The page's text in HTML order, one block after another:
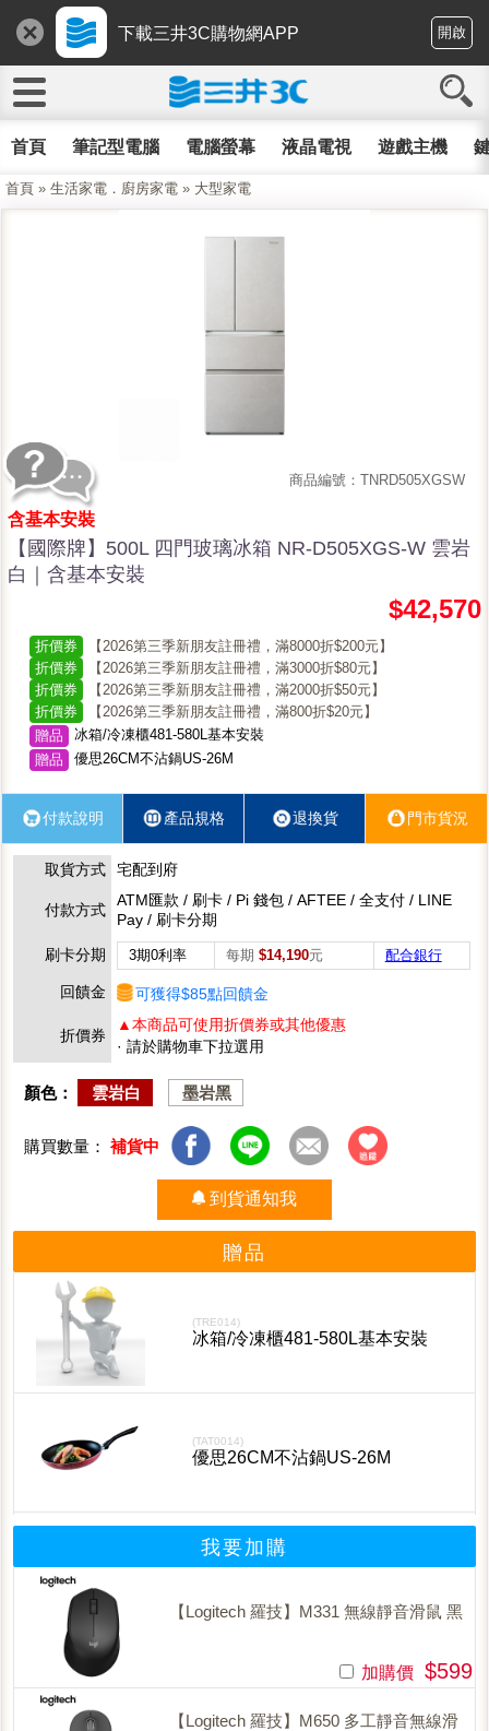
下載三井3C購物網APP 開啟
首頁 筆記型電腦 電腦螢幕 液晶電視 遊戲主機
首頁 » 生活家電．廚房家電 » 大型家電
商品編號：TNRD505XGSW
含基本安裝
【國際牌】500L 四門玻璃冰箱 NR-D505XGS-W 雲岩
白｜含基本安裝
$42,570
折價券
【2026第三季新朋友註冊禮，滿8000折$200元】
折價券
【2026第三季新朋友註冊禮，滿3000折$80元】
折價券
【2026第三季新朋友註冊禮，滿2000折$50元】
折價券
【2026第三季新朋友註冊禮，滿800折$20元】
贈品
冰箱/冷凍櫃481-580L基本安裝
贈品
優思26CM不沾鍋US-26M
付款說明 產品規格 退換貨 門市貨況
取貨方式 宅配到府
付款方式
ATM匯款 / 刷卡 / Pi 錢包 / AFTEE / 全支付 / LINE
Pay / 刷卡分期
刷卡分期
3期0利率 每期 $14,190元 配合銀行
回饋金 可獲得$85點回饋金
折價券
▲本商品可使用折價券或其他優惠
· 請於購物車下拉選用
顏色： 雲岩白 墨岩黑
購買數量： 補貨中
到貨通知我
贈品
(TRE014)
冰箱/冷凍櫃481-580L基本安裝
(TAT0014)
優思26CM不沾鍋US-26M
我要加購
【Logitech 羅技】M331 無線靜音滑鼠 黑
加購價 $599
【Logitech 羅技】M650 多工靜音無線滑